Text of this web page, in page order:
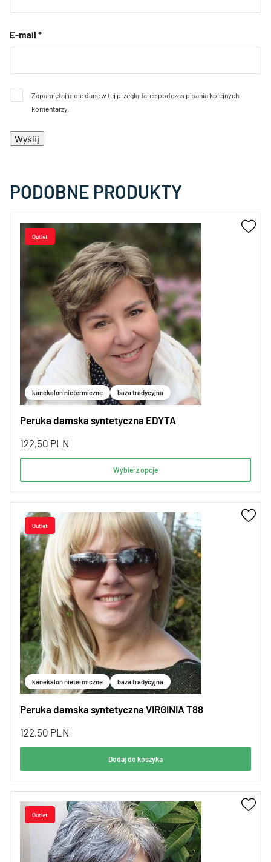
E-mail *
Zapamiętaj moje dane w tej przeglądarce podczas pisania kolejnych
komentarzy.
PODOBNE PRODUKTY
kanekalon nietermiczne baza tradycyjna
Peruka damska syntetyczna EDYTA
122,50 PLN
Wybierz opcje
kanekalon nietermiczne baza tradycyjna
Peruka damska syntetyczna VIRGINIA T88
122,50 PLN
Dodaj do koszyka